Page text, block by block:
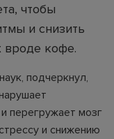
чтобы
и снизить
вроде кофе.
подчеркнул,
перегружает мозг
и снижению